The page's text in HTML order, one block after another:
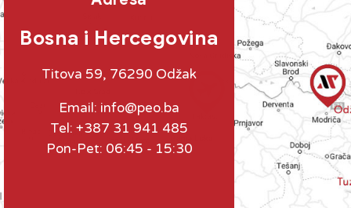
Bosna i Hercegovina
Titova 59, 76290 Odžak
Email: info@peo.ba
Tel: +387 31 941 485
Pon-Pet: 06:45 - 15:30